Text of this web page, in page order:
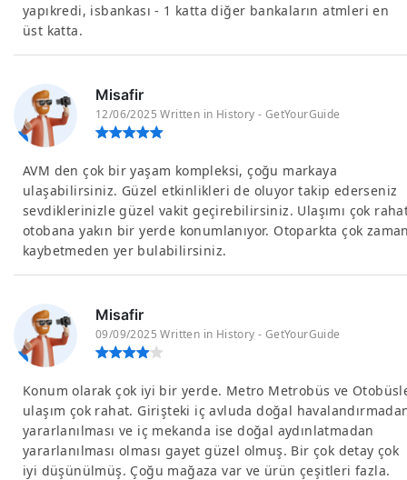
yapıkredi, isbankası - 1 katta diğer bankaların atmleri en
üst katta.
Misafir
12/06/2025 Written in History - GetYourGuide
AVM den çok bir yaşam kompleksi, çoğu markaya
ulaşabilirsiniz. Güzel etkinlikleri de oluyor takip ederseniz
sevdiklerinizle güzel vakit geçirebilirsiniz. Ulaşımı çok
otobana yakın bir yerde konumlanıyor. Otoparkta çok
kaybetmeden yer bulabilirsiniz.
Misafir
09/09/2025 Written in History - GetYourGuide
Konum olarak çok iyi bir yerde. Metro Metrobüs ve
ulaşım çok rahat. Girişteki iç avluda doğal
yararlanılması ve iç mekanda ise doğal aydınlatmadan
yararlanılması olması gayet güzel olmuş. Bir çok detay çok
iyi düşünülmüş. Çoğu mağaza var ve ürün çeşitleri fazla.